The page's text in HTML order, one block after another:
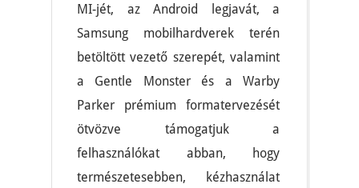
MI-jét, az Android legjavát, a
Samsung mobilhardverek terén
betöltött vezető szerepét, valamint
a Gentle Monster és a Warby
Parker prémium formatervezését
ötvözve támogatjuk a
felhasználókat abban, hogy
természetesebben, kézhasználat